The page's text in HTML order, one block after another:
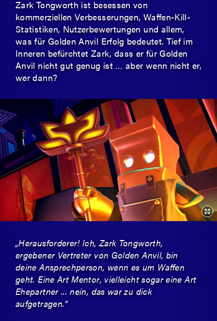
Zark Tongworth ist besessen von
kommerziellen Verbesserungen, Waffen-Kill-
Statistiken, Nutzerbewertungen und allem,
was für Golden Anvil Erfolg bedeutet. Tief im
Inneren befürchtet Zark, dass er für Golden
Anvil nicht gut genug ist … aber wenn nicht er,
wer dann?
„Herausforderer! Ich, Zark Tongworth,
ergebener Vertreter von Golden Anvil, bin
deine Ansprechperson, wenn es um Waffen
geht. Eine Art Mentor, vielleicht sogar eine Art
Ehepartner ... nein, das war zu dick
aufgetragen.“